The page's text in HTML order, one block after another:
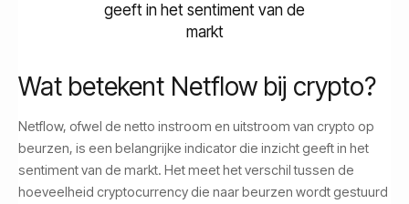
geeft in het sentiment van de
markt
Wat betekent Netflow bij crypto?
Netflow, ofwel de netto instroom en uitstroom van crypto op
beurzen, is een belangrijke indicator die inzicht geeft in het
sentiment van de markt. Het meet het verschil tussen de
hoeveelheid cryptocurrency die naar beurzen wordt gestuurd